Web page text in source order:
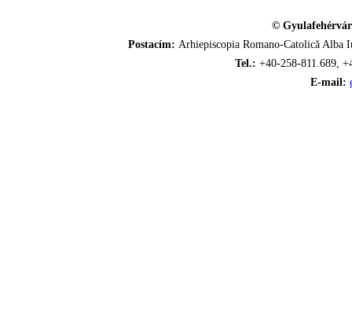
©
Postacím: Arhiepiscopia Romano-Catolică
Tel.: +40-258-811.689,
E-mail: